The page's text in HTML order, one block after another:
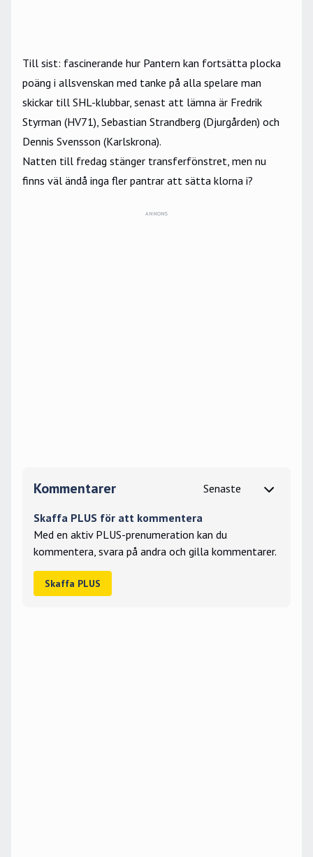
Till sist: fascinerande hur Pantern kan fortsätta plocka
poäng i allsvenskan med tanke på alla spelare man
skickar till SHL-klubbar, senast att lämna är Fredrik
Styrman (HV71), Sebastian Strandberg (Djurgården) och
Dennis Svensson (Karlskrona).
Natten till fredag stänger transferfönstret, men nu
finns väl ändå inga fler pantrar att sätta klorna i?
Kommentarer
Skaffa PLUS för att kommentera
Med en aktiv PLUS-prenumeration kan du
kommentera, svara på andra och gilla kommentarer.
Skaffa PLUS